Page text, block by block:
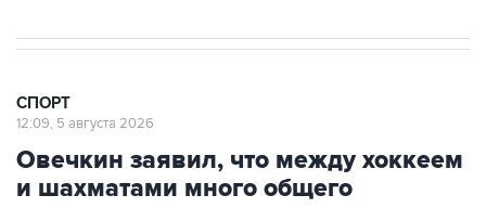
СПОРТ
12:09, 5 августа 2026
Овечкин заявил, что между хоккеем
и шахматами много общего